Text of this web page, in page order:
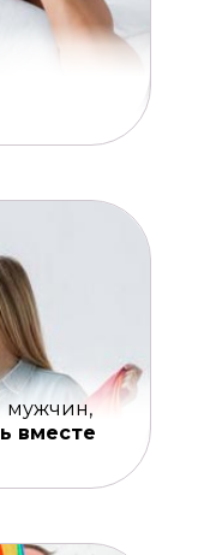
вместе